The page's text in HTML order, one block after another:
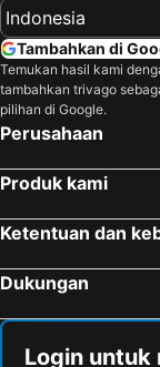
Tambahkan di
Temukan hasil kami
tambahkan trivago
pilihan di Google.
Perusahaan
Produk kami
Ketentuan dan
Dukungan
Login